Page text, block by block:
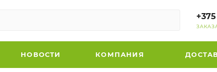
НОВОСТИ КОМПАНИЯ